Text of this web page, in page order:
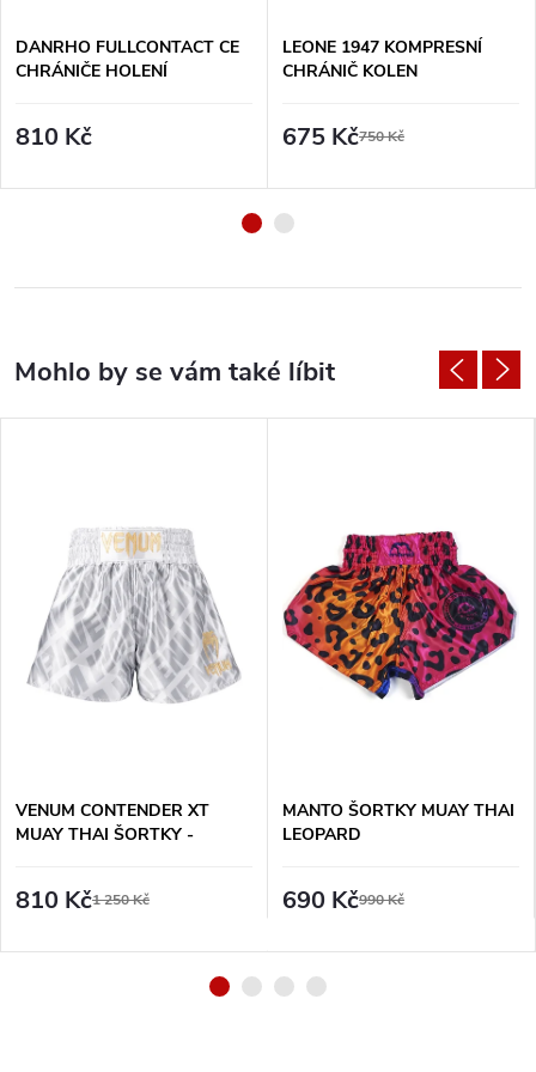
DANRHO FULLCONTACT CE
CHRÁNIČE HOLENÍ
810 Kč
LEONE 1947 KOMPRESNÍ
CHRÁNIČ KOLEN
675 Kč750 Kč
VENUM CONTENDER XT
MUAY THAI ŠORTKY -
810 Kč1 250 Kč
MANTO ŠORTKY MUAY THAI
LEOPARD
690 Kč990 Kč